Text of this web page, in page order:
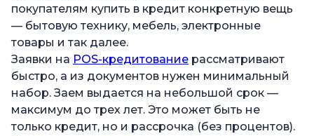
покупателям купить в кредит конкретную вещь
— бытовую технику, мебель, электронные
товары и так далее.
Заявки на POS-кредитование рассматривают
быстро, а из документов нужен минимальный
набор. Заем выдается на небольшой срок —
максимум до трех лет. Это может быть не
только кредит, но и рассрочка (без процентов).